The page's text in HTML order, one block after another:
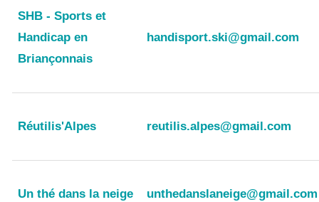
SHB - Sports et
Handicap en
Briançonnais
handisport.ski@gmail.com
Réutilis'Alpes reutilis.alpes@gmail.com
Un thé dans la neige unthedanslaneige@gmail.com